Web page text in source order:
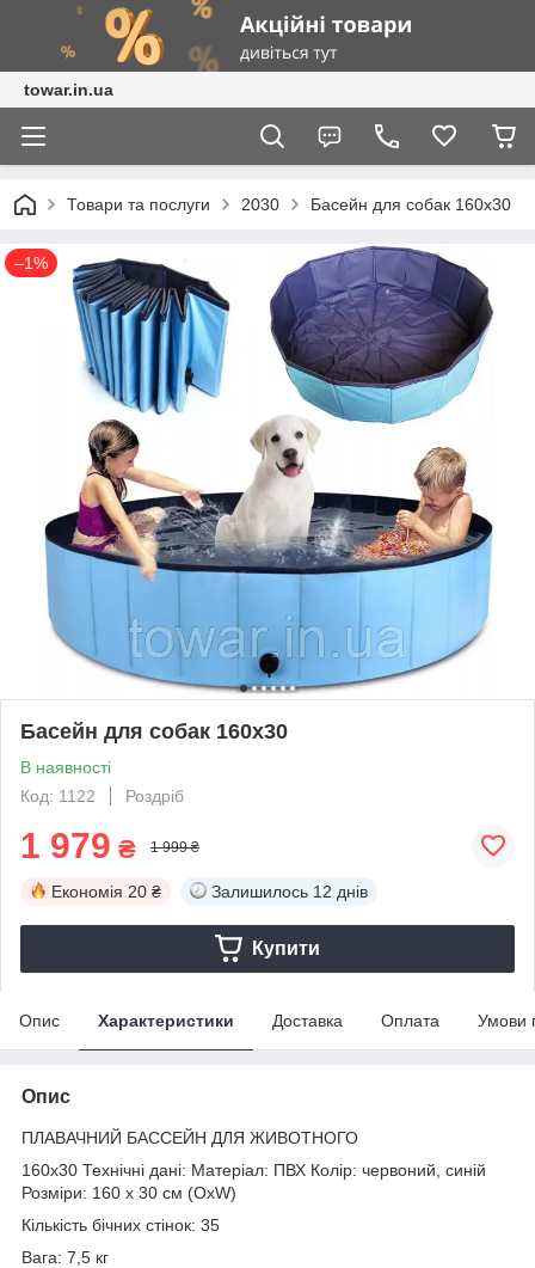
towar.in.ua
Товари та послуги 2030 Басейн для собак 160x30
–1%
Басейн для собак 160x30
В наявності
Код: 1122
Роздріб
1 979 ₴ 1 999 ₴
Економія 20 ₴ Залишилось 12 днів
Купити
Опис Характеристики Доставка Оплата Умови
Опис
ПЛАВАЧНИЙ БАССЕЙН ДЛЯ ЖИВОТНОГО
160x30 Технічні дані: Матеріал: ПВХ Колір: червоний, синій
Розміри: 160 x 30 см (OxW)
Кількість бічних стінок: 35
Вага: 7,5 кг